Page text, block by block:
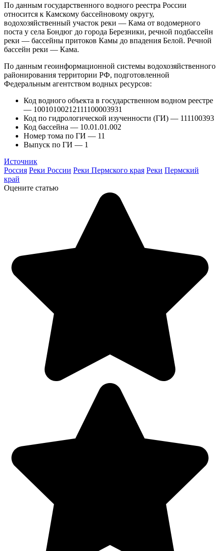
По данным государственного водного реестра России
относится к Камскому бассейновому округу,
водохозяйственный участок реки — Кама от водомерного
поста у села Бондюг до города Березники, речной подбассейн
реки — бассейны притоков Камы до впадения Белой. Речной
бассейн реки — Кама.
По данным геоинформационной системы водохозяйственного
районирования территории РФ, подготовленной
Федеральным агентством водных ресурсов:
Код водного объекта в государственном водном реестре
— 10010100212111100003931
Код по гидрологической изученности (ГИ) — 111100393
Код бассейна — 10.01.01.002
Номер тома по ГИ — 11
Выпуск по ГИ — 1
Источник
Россия Реки России Реки Пермского края Реки Пермский
край
Оцените статью